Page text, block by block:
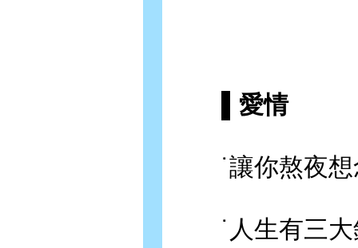
▌愛情
˙讓你熬夜想
˙人生有三大